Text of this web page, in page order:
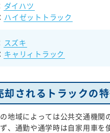
ダイハツ
ハイゼットトラック
スズキ
キャリィトラック
却されるトラックの
地域によっては公共交通機関
、通勤や通学時は自家用車を